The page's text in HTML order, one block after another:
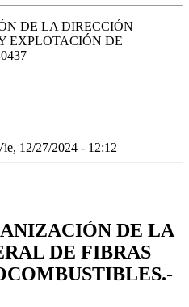
DE LA DIRECCIÓN
EXPLOTACIÓN DE
12/27/2024 - 12:12
DE LA
DE FIBRAS